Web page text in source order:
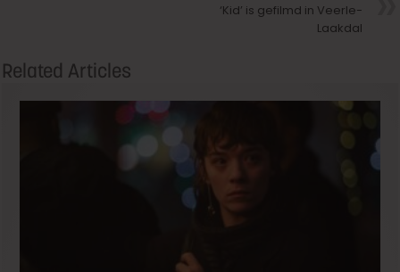
‘Kid’ is gefilmd in Veerle-
Laakdal
Related Articles